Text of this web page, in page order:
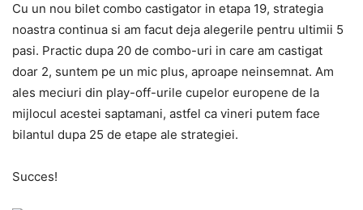
Cu un nou bilet combo castigator in etapa 19, strategia
noastra continua si am facut deja alegerile pentru ultimii 5
pasi. Practic dupa 20 de combo-uri in care am castigat
doar 2, suntem pe un mic plus, aproape neinsemnat. Am
ales meciuri din play-off-urile cupelor europene de la
mijlocul acestei saptamani, astfel ca vineri putem face
bilantul dupa 25 de etape ale strategiei.
Succes!